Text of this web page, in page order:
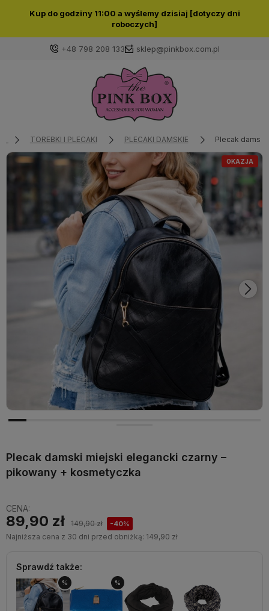
Kup do godziny 11:00 a wyślemy dzisiaj [dotyczy dni
roboczych]
+48 798 208 133 sklep@pinkbox.com.pl
Zaloguj się
Wybierz coś dla siebie z naszej aktualnej oferty lub
zaloguj się, aby przywrócić dodane produkty do listy
z poprzedniej sesji.
TOREBKI I PLECAKI PLECAKI DAMSKIE Plecak
OKAZJA
Plecak damski miejski elegancki czarny –
pikowany + kosmetyczka
CENA:
89,90 zł 149,90 zł -40%
Najniższa cena z 30 dni przed obniżką: 149,90 zł
Sprawdź także:
% %